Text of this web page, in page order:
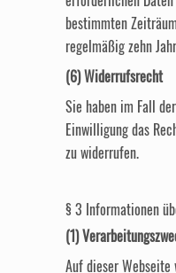
bestimmten
regelmäßig zehn
(6) Widerrufsrecht
Sie haben im Fall
Einwilligung das
zu widerrufen.
§ 3 Informationen
(1)
Auf dieser